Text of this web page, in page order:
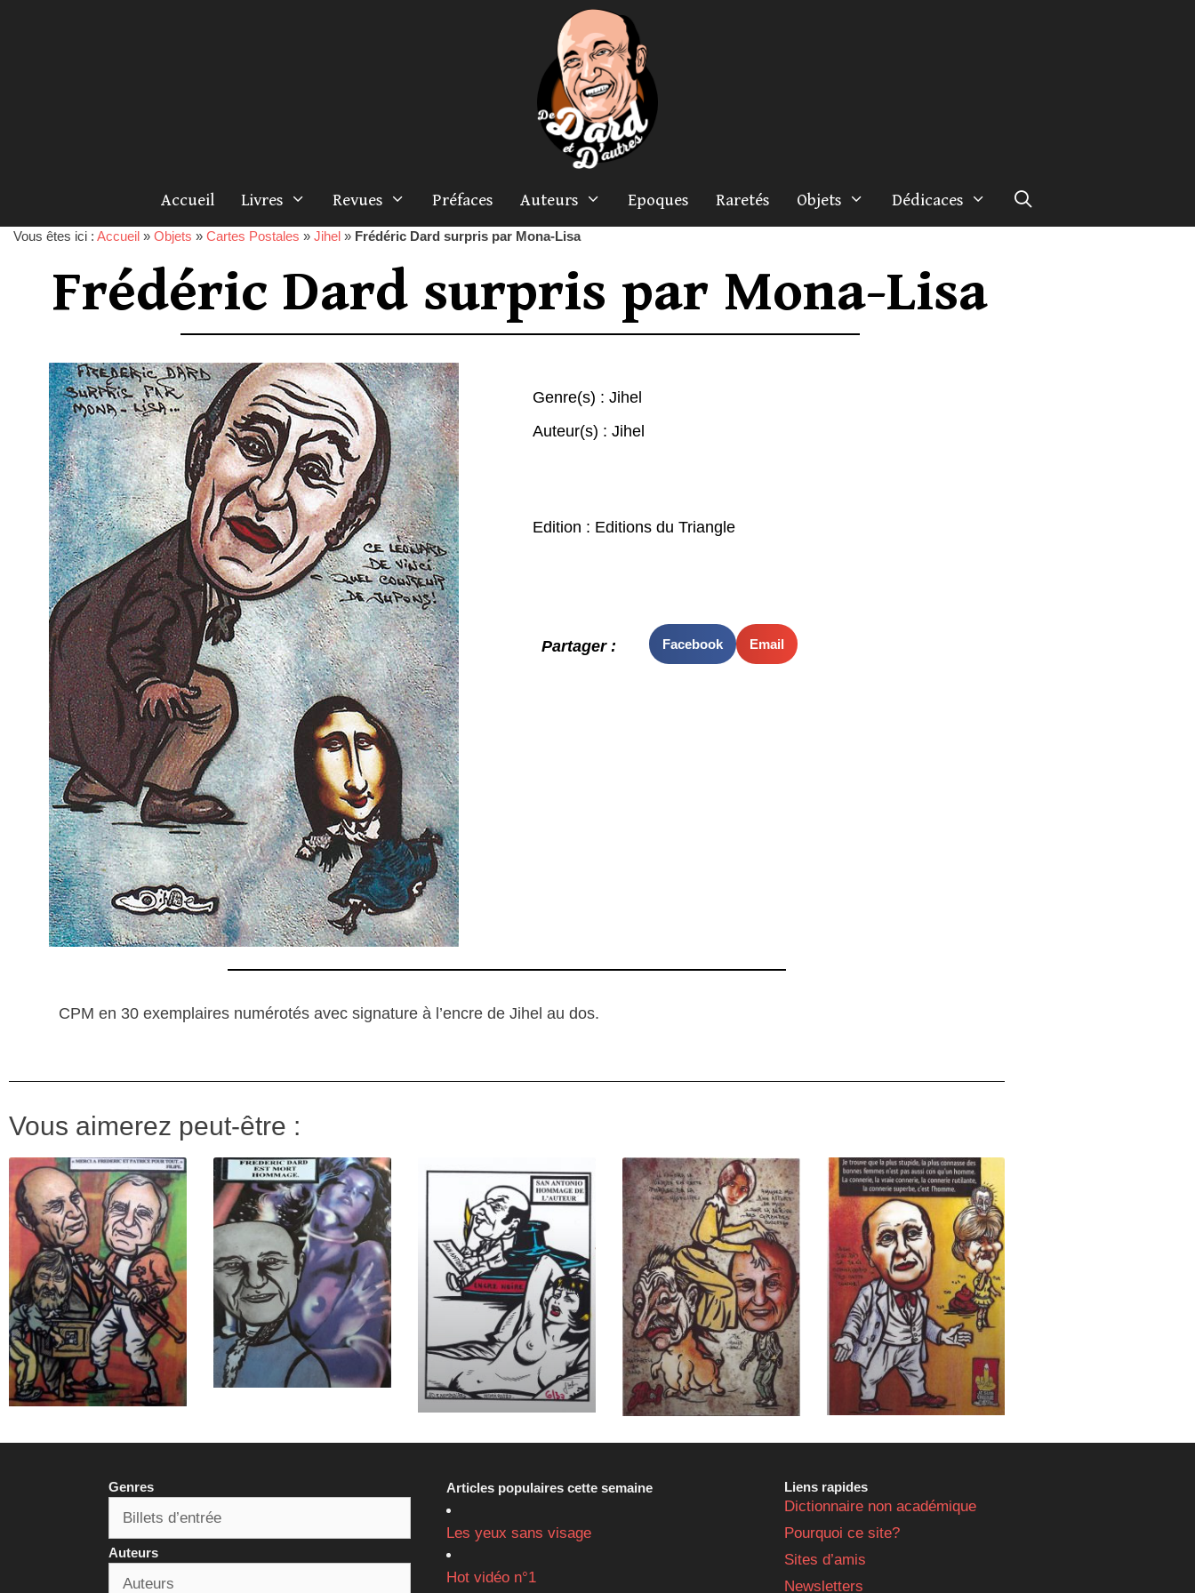
Accueil Livres Revues Préfaces Auteurs Epoques Raretés Objets Dédicaces
Vous êtes ici : Accueil » Objets » Cartes Postales » Jihel » Frédéric Dard surpris par Mona-Lisa
Frédéric Dard surpris par Mona-Lisa
Genre(s) : Jihel
Auteur(s) : Jihel
Edition : Editions du Triangle
Partager : Facebook Email
CPM en 30 exemplaires numérotés avec signature à l’encre de Jihel au dos.
Vous aimerez peut-être :
Genres
Auteurs
Articles populaires cette semaine
Les yeux sans visage
Hot vidéo n°1
Liens rapides
Dictionnaire non académique
Pourquoi ce site?
Sites d’amis
Newsletters